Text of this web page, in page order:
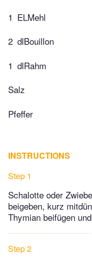
1 ELMehl
2 dlBouillon
1 dlRahm
Salz
Pfeffer
INSTRUCTIONS
Step 1
Schalotte oder
beigeben, kurz
Thymian beifügen
Step 2